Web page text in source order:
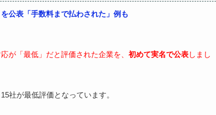
公表「手数料まで払わされた」例も
が「最低」だと評価された企業を、 初めて実名で公表しまし
社が最低評価となっています。